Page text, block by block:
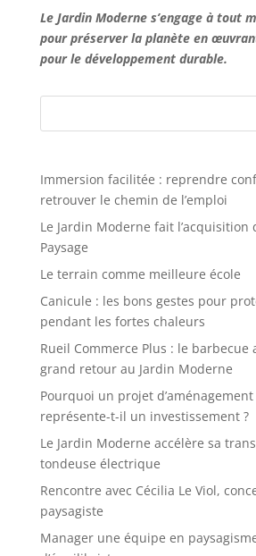
Le Jardin Moderne s’engage à tout
pour préserver la planète en
pour le développement durable.
Immersion facilitée : reprendre
retrouver le chemin de l’emploi
Le Jardin Moderne fait l’acquisition
Paysage
Le terrain comme meilleure école
Canicule : les bons gestes pour
pendant les fortes chaleurs
Rueil Commerce Plus : le barbecue
grand retour au Jardin Moderne
Pourquoi un projet
représente-t-il un investissement ?
Le Jardin Moderne accélère sa
tondeuse électrique
Rencontre avec Cécilia Le Viol,
paysagiste
Manager une équipe en